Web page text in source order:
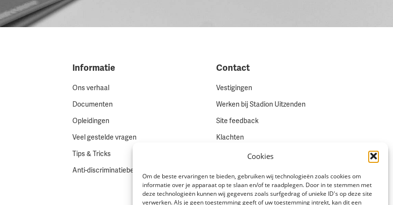
Cookies
Om de beste ervaringen te bieden, gebruiken wij technologieën zoals cookies om
informatie over je apparaat op te slaan en/of te raadplegen. Door in te stemmen met
deze technologieën kunnen wij gegevens zoals surfgedrag of unieke ID's op deze site
verwerken. Als je geen toestemming geeft of uw toestemming intrekt, kan dit een
Informatie
Ons verhaal
Documenten
Opleidingen
Veel gestelde vragen
Tips & Tricks
Anti-discriminatiebeleid
Contact
Vestigingen
Werken bij Stadion Uitzenden
Site feedback
Klachten